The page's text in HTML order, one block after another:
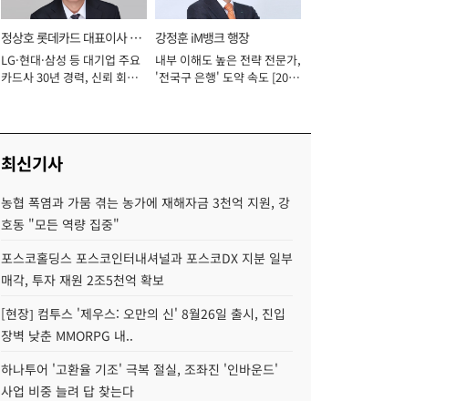
정상호 롯데카드 대표이사 사
장
LG·현대·삼성 등 대기업 주요
카드사 30년 경력, 신뢰 회복
강정훈 iM뱅크 행장
내부 이해도 높은 전략 전문가,
'전국구 은행' 도약 속도 [2026
최신기사
농협 폭염과 가뭄 겪는 농가에 재해자금 3천억 지원, 강
호동 "모든 역량 집중"
포스코홀딩스 포스코인터내셔널과 포스코DX 지분 일부
매각, 투자 재원 2조5천억 확보
[현장] 컴투스 '제우스: 오만의 신' 8월26일 출시, 진입
장벽 낮춘 MMORPG 내..
하나투어 '고환율 기조' 극복 절실, 조좌진 '인바운드'
사업 비중 늘려 답 찾는다